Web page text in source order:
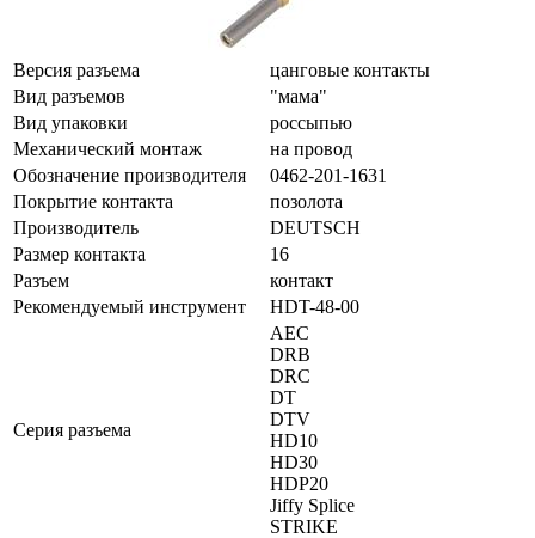
Версия разъема
цанговые контакты
Вид разъемов
"мама"
Вид упаковки
россыпью
Механический монтаж
на провод
Обозначение производителя
0462-201-1631
Покрытие контакта
позолота
Производитель
DEUTSCH
Размер контакта
16
Разъем
контакт
Рекомендуемый инструмент
HDT-48-00
Серия разъема
AEC
DRB
DRC
DT
DTV
HD10
HD30
HDP20
Jiffy Splice
STRIKE